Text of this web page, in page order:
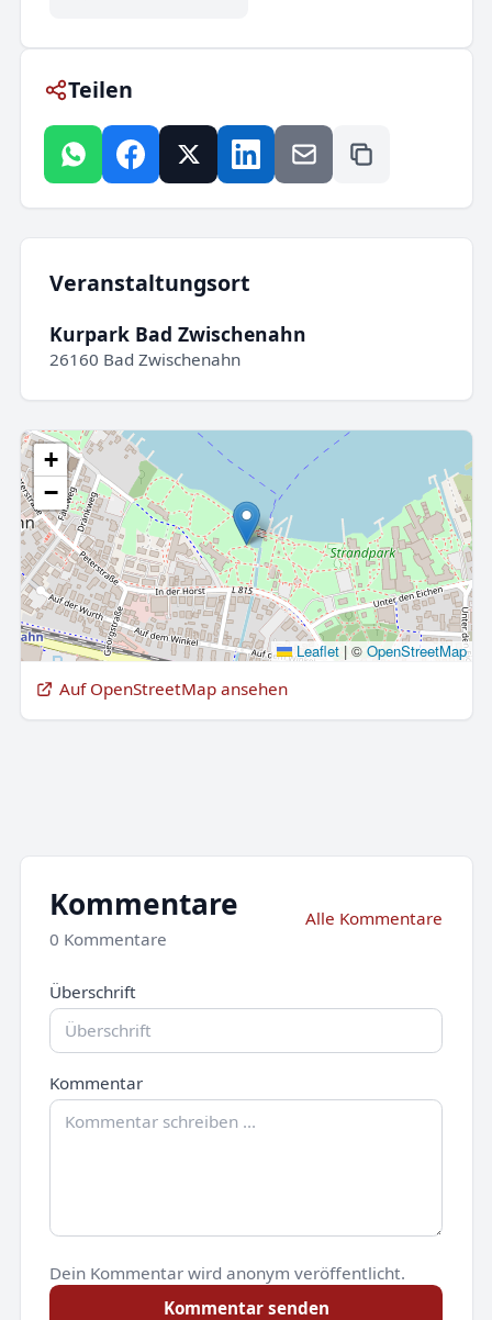
Teilen
Veranstaltungsort
Kurpark Bad Zwischenahn
26160 Bad Zwischenahn
+
−
Leaflet |© OpenStreetMap
Auf OpenStreetMap ansehen
Kommentare
0 Kommentare
Alle Kommentare
Überschrift
Kommentar
Dein Kommentar wird anonym veröffentlicht.
Kommentar senden